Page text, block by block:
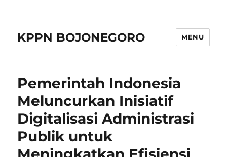
KPPN BOJONEGORO MENU
Pemerintah Indonesia
Meluncurkan Inisiatif
Digitalisasi Administrasi
Publik untuk